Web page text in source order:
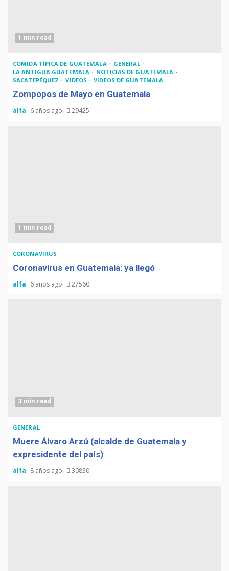
1 min read
COMIDA TÍPICA DE GUATEMALA
GENERAL
LA ANTIGUA GUATEMALA
NOTICIAS DE GUATEMALA
SACATEPÉQUEZ
VIDEOS VIDEOS DE GUATEMALA
Zompopos de Mayo en Guatemala
alfa 6 años ago 29425
1 min read
CORONAVIRUS
Coronavirus en Guatemala: ya llegó
alfa 6 años ago 27560
3 min read
GENERAL
Muere Álvaro Arzú (alcalde de Guatemala y
expresidente del país)
alfa 8 años ago 30830